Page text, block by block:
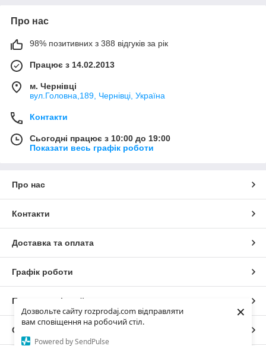
Дозвольте сайту rozprodaj.com відправляти
вам сповіщення на робочий стіл.
Powered by SendPulse
×
Про нас
98% позитивних з 388 відгуків за рік
Працює з 14.02.2013
м. Чернівці
вул.Головна,189, Чернівці, Україна
Контакти
Сьогодні працює з 10:00 до 19:00
Показати весь графік роботи
Про нас
Контакти
Доставка та оплата
Графік роботи
Повна версія сайту
Сайт створено на маркетплейсі